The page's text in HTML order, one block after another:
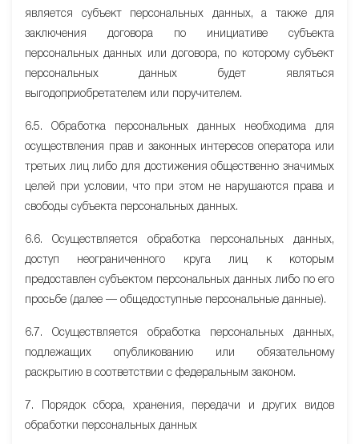
является субъект персональных данных, а также для
заключения договора по инициативе субъекта
персональных данных или договора, по которому субъект
персональных данных будет являться
выгодоприобретателем или поручителем.
6.5. Обработка персональных данных необходима для
осуществления прав и законных интересов оператора или
третьих лиц либо для достижения общественно значимых
целей при условии, что при этом не нарушаются права и
свободы субъекта персональных данных.
6.6. Осуществляется обработка персональных данных,
доступ неограниченного круга лиц к которым
предоставлен субъектом персональных данных либо по его
просьбе (далее — общедоступные персональные данные).
6.7. Осуществляется обработка персональных данных,
подлежащих опубликованию или обязательному
раскрытию в соответствии с федеральным законом.
7. Порядок сбора, хранения, передачи и других видов
обработки персональных данных